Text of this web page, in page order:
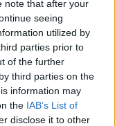
note that after your
seeing
utilized by
parties prior to
of the further
third parties on the
information may
the IAB’s List of
disclose it to other
πριν 20 μέρες
επιλέξουμε να
νίκη